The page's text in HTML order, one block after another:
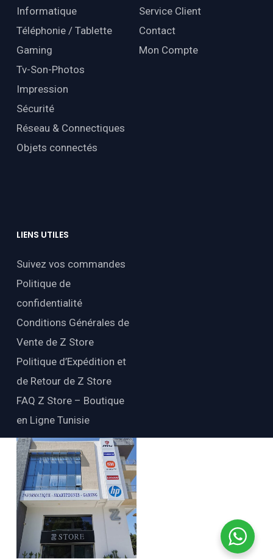
Informatique
Téléphonie / Tablette
Gaming
Tv-Son-Photos
Impression
Sécurité
Réseau & Connectiques
Objets connectés
Service Client
Contact
Mon Compte
LIENS UTILES
Suivez vos commandes
Politique de
confidentialité
Conditions Générales de
Vente de Z Store
Politique d’Expédition et
de Retour de Z Store
FAQ Z Store – Boutique
en Ligne Tunisie